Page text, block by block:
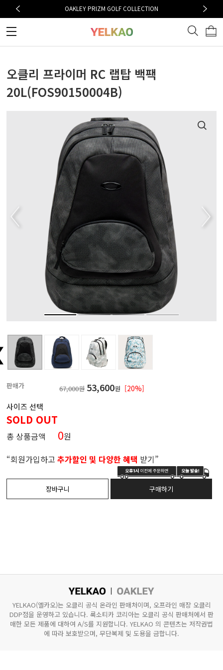
OAKLEY PRIZM GOLF COLLECTION
오클리 프라이머 RC 랩탑 백팩
20L(FOS90150004B)
판매가 67,000원 53,600원 [20%]
사이즈 선택
SOLD OUT
총 상품금액 0원
“회원가입하고 추가할인 및 다양한 혜택 받기”
YELKAO(옐카오)는 오클리 공식 온라인 판매처이며, 오프라인 매장 오클리
DDP점을 운영하고 있습니다. 룩소티카 코리아는 오클리 공식 판매처에서 판
매한 모든 제품에 대하여 A/S를 지원합니다. YELKAO 의 콘텐츠는 저작권법
에 따라 보호받으며, 무단복제 및 도용을 금합니다.